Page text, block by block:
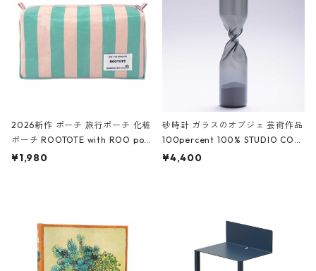
ーガンディー、オフホワイト
2026新作 ポーチ 旅行ポーチ 化粧
ポーチ ROOTOTE with ROO pou
ch 3532 ルートート WR.ポーチ.ラ
¥1,980
砂時計 ガラスのオブジェ 芸術作品
100percent 100% STUDIO COH
AKU Timeless 100パーセント ス
¥4,400